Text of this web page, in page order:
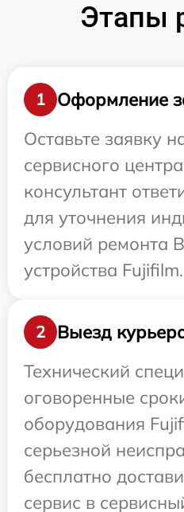
Этапы
1
Оформление
Оставьте заявку
сервисного
консультант
для уточнения
условий ремонта
устройства Fujifilm.
2
Выезд
Технический
оговоренные
оборудования
серьезной
бесплатно
сервис в